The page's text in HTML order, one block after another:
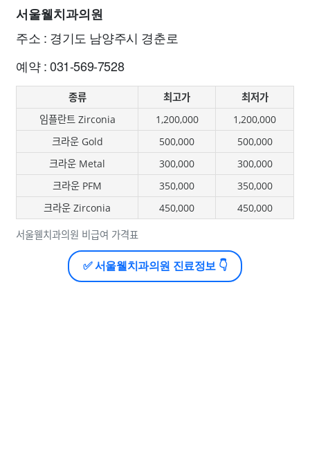
서울웰치과의원
주소 : 경기도 남양주시 경춘로
예약 : 031-569-7528
서울웰치과의원 비급여 가격표
종류 최고가
최저가
임플란트 Zirconia
1,200,000
1,200,000
크라운 Gold
500,000
500,000
크라운 Metal
300,000
300,000
크라운 PFM
350,000
350,000
크라운 Zirconia
450,000 450,000
✅ 서울웰치과의원 진료정보 👇